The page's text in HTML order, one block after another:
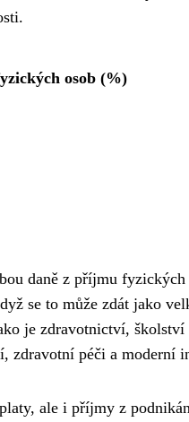
osob (%)
daně z příjmu
se to může zdát jako
je zdravotnictví, školství
zdravotní péči a moderní
ale i příjmy z